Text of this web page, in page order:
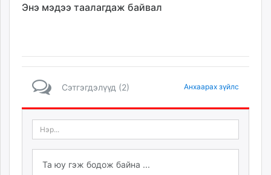
Энэ мэдээ таалагдаж байвал
Сэтгэгдэлүүд (2) Анхаарах зүйлс